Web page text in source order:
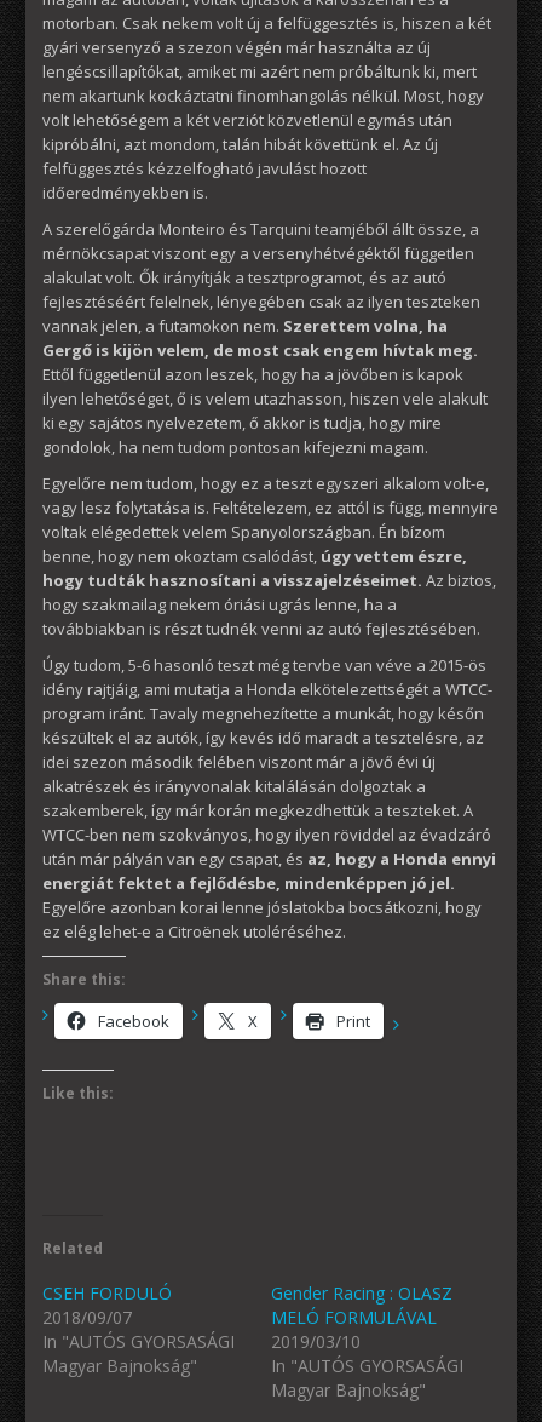
motorban. Csak nekem volt új a felfüggesztés is, hiszen a két
gyári versenyző a szezon végén már használta az új
lengéscsillapítókat, amiket mi azért nem próbáltunk ki, mert
nem akartunk kockáztatni finomhangolás nélkül. Most, hogy
volt lehetőségem a két verziót közvetlenül egymás után
kipróbálni, azt mondom, talán hibát követtünk el. Az új
felfüggesztés kézzelfogható javulást hozott
időeredményekben is.
A szerelőgárda Monteiro és Tarquini teamjéből állt össze, a
mérnökcsapat viszont egy a versenyhétvégéktől független
alakulat volt. Ők irányítják a tesztprogramot, és az autó
fejlesztéséért felelnek, lényegében csak az ilyen teszteken
vannak jelen, a futamokon nem. Szerettem volna, ha
Gergő is kijön velem, de most csak engem hívtak meg.
Ettől függetlenül azon leszek, hogy ha a jövőben is kapok
ilyen lehetőséget, ő is velem utazhasson, hiszen vele alakult
ki egy sajátos nyelvezetem, ő akkor is tudja, hogy mire
gondolok, ha nem tudom pontosan kifejezni magam.
Egyelőre nem tudom, hogy ez a teszt egyszeri alkalom volt-e,
vagy lesz folytatása is. Feltételezem, ez attól is függ, mennyire
voltak elégedettek velem Spanyolországban. Én bízom
benne, hogy nem okoztam csalódást, úgy vettem észre,
hogy tudták hasznosítani a visszajelzéseimet. Az biztos,
hogy szakmailag nekem óriási ugrás lenne, ha a
továbbiakban is részt tudnék venni az autó fejlesztésében.
Úgy tudom, 5-6 hasonló teszt még tervbe van véve a 2015-ös
idény rajtjáig, ami mutatja a Honda elkötelezettségét a WTCC-
program iránt. Tavaly megnehezítette a munkát, hogy későn
készültek el az autók, így kevés idő maradt a tesztelésre, az
idei szezon második felében viszont már a jövő évi új
alkatrészek és irányvonalak kitalálásán dolgoztak a
szakemberek, így már korán megkezdhettük a teszteket. A
WTCC-ben nem szokványos, hogy ilyen röviddel az évadzáró
után már pályán van egy csapat, és az, hogy a Honda ennyi
energiát fektet a fejlődésbe, mindenképpen jó jel.
Egyelőre azonban korai lenne jóslatokba bocsátkozni, hogy
ez elég lehet-e a Citroënek utoléréséhez.
Share this:
Facebook X Print
Like this:
Related
CSEH FORDULÓ
2018/09/07
In "AUTÓS GYORSASÁGI
Magyar Bajnokság"
Gender Racing : OLASZ
MELÓ FORMULÁVAL
2019/03/10
In "AUTÓS GYORSASÁGI
Magyar Bajnokság"